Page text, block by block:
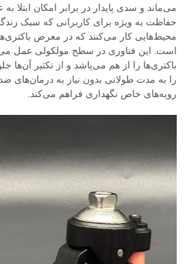
می‌ماند و سدی پایدار در برابر امکان ابتلا
حفاظت به ویژه برای کاربرانی که سبک
محیط‌هایی کار می‌کنند که در معرض باکتری‌ها
است. این فناوری در سطح مولکولی عمل
باکتری‌ها را از هم می‌پاشد و از تکثیر
را به مدت طولانی بدون نیاز به درمان‌های
رویه‌های خاص نگهداری فراهم می‌کند.